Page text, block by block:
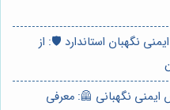
نگهبان استاندارد 🛡️: از
ایمنی نگهبانی 🦺: معرفی